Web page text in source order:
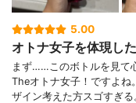
5.00
オトナ女子を体現し
まず……このボトルを見て
Theオトナ女子！ですよね
ザイン考えた方スゴすぎ